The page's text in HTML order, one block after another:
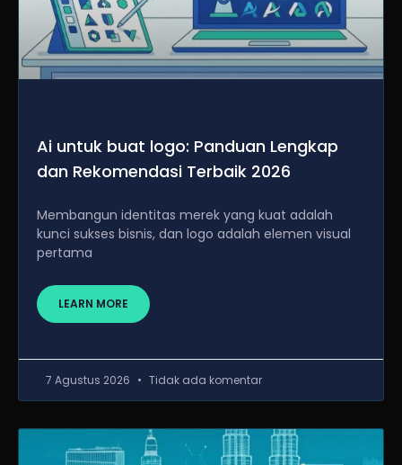
Ai untuk buat logo: Panduan Lengkap
dan Rekomendasi Terbaik 2026
Membangun identitas merek yang kuat adalah
kunci sukses bisnis, dan logo adalah elemen visual
pertama
LEARN MORE
7 Agustus 2026 Tidak ada komentar